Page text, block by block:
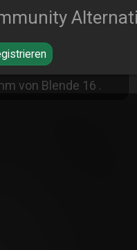
Heessen in
von Blende 16 .